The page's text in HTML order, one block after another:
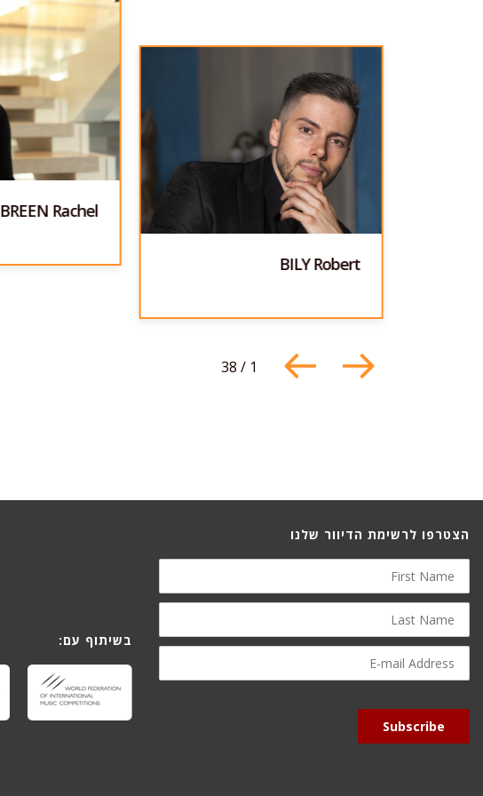
BILY Robert
BREEN Rachel
38 / 1
הצטרפו לרשימת הדיוור שלנו
First
Name
Last
Name
E-
mail
Subscribe
בשיתוף עם: